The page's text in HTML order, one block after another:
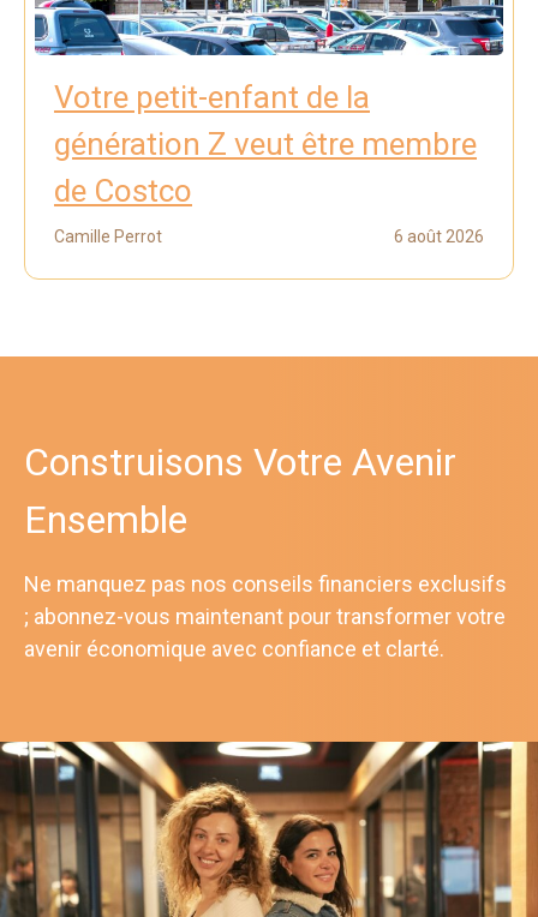
Votre petit-enfant de la
génération Z veut être membre
de Costco
Camille Perrot 6 août 2026
Construisons Votre Avenir
Ensemble
Ne manquez pas nos conseils financiers exclusifs
; abonnez-vous maintenant pour transformer votre
avenir économique avec confiance et clarté.